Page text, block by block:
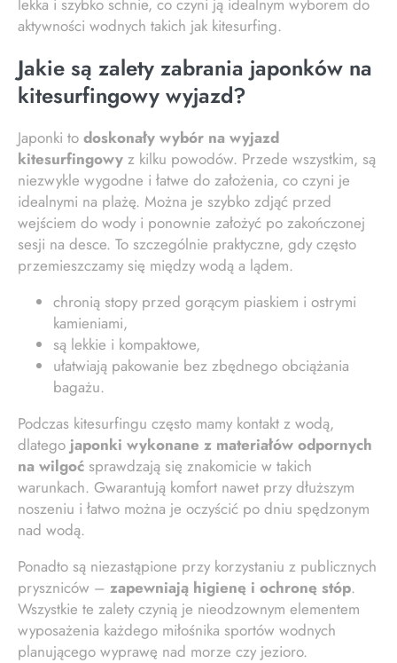
lekka i szybko schnie, co czyni ją idealnym wyborem do
aktywności wodnych takich jak kitesurfing.
Jakie są zalety zabrania japonków na
kitesurfingowy wyjazd?
Japonki to doskonały wybór na wyjazd
kitesurfingowy z kilku powodów. Przede wszystkim, są
niezwykle wygodne i łatwe do założenia, co czyni je
idealnymi na plażę. Można je szybko zdjąć przed
wejściem do wody i ponownie założyć po zakończonej
sesji na desce. To szczególnie praktyczne, gdy często
przemieszczamy się między wodą a lądem.
chronią stopy przed gorącym piaskiem i ostrymi
kamieniami,
są lekkie i kompaktowe,
ułatwiają pakowanie bez zbędnego obciążania
bagażu.
Podczas kitesurfingu często mamy kontakt z wodą,
dlatego japonki wykonane z materiałów odpornych
na wilgoć sprawdzają się znakomicie w takich
warunkach. Gwarantują komfort nawet przy dłuższym
noszeniu i łatwo można je oczyścić po dniu spędzonym
nad wodą.
Ponadto są niezastąpione przy korzystaniu z publicznych
pryszniców – zapewniają higienę i ochronę stóp.
Wszystkie te zalety czynią je nieodzownym elementem
wyposażenia każdego miłośnika sportów wodnych
planującego wyprawę nad morze czy jezioro.